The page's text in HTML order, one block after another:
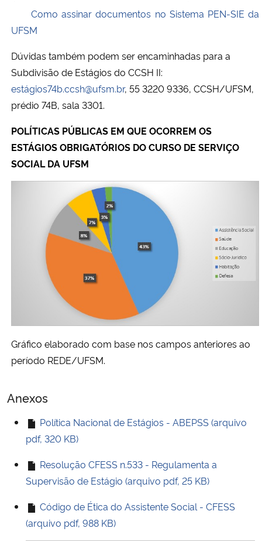
Como assinar documentos no Sistema PEN-SIE da
UFSM
Dúvidas também podem ser encaminhadas para a
Subdivisão de Estágios do CCSH II:
estágios74b.ccsh@ufsm.br, 55 3220 9336, CCSH/UFSM,
prédio 74B, sala 3301.
POLÍTICAS PÚBLICAS EM QUE OCORREM OS
ESTÁGIOS OBRIGATÓRIOS DO CURSO DE SERVIÇO
SOCIAL DA UFSM
Gráfico elaborado com base nos campos anteriores ao
período REDE/UFSM.
Anexos
Política Nacional de Estágios - ABEPSS (arquivo
pdf, 320 KB)
Resolução CFESS n.533 - Regulamenta a
Supervisão de Estágio (arquivo pdf, 25 KB)
Código de Ética do Assistente Social - CFESS
(arquivo pdf, 988 KB)